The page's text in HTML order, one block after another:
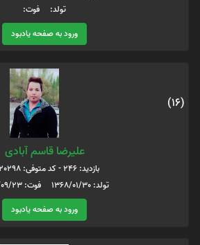
تولد: فوت:
ورود به صفحه یادبود
(16)
علیرضا قاسم آبادی
بازدید: 246 - کد متوفی: 6220298
تولد: 1368/01/30 فوت: 1398/09/23
ورود به صفحه یادبود